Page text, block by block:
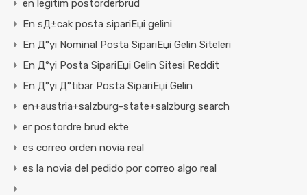
en legitim postorderbrud
En sД±cak posta sipariЕџi gelini
En Д°yi Nominal Posta SipariЕџi Gelin Siteleri
En Д°yi Posta SipariЕџi Gelin Sitesi Reddit
En Д°yi Д°tibar Posta SipariЕџi Gelin
en+austria+salzburg-state+salzburg search
er postordre brud ekte
es correo orden novia real
es la novia del pedido por correo algo real